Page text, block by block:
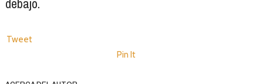
Tweet
Pin It